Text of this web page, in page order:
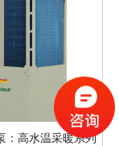
：高水温采暖系列